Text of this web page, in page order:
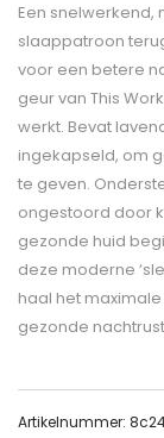
Een
slaappatroon
voor een betere
geur van This
werkt. Bevat
ingekapseld, om
te geven.
ongestoord door
gezonde huid
deze moderne
haal het
gezonde
Artikelnummer: